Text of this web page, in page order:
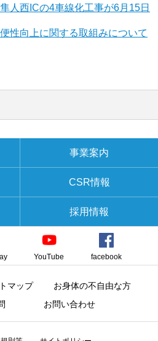
人西ICの4車線化工事が6月15日
性向上に関する取組みについて
事業案内
CSR情報
採用情報
YouTube facebook
マップ
お身体の不自由な方
お問い合わせ